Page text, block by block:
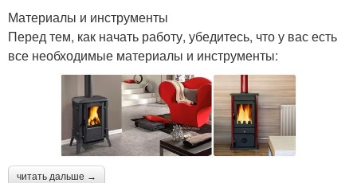
Материалы и инструменты
Перед тем, как начать работу, убедитесь, что у вас есть
все необходимые материалы и инструменты:
читать дальше →